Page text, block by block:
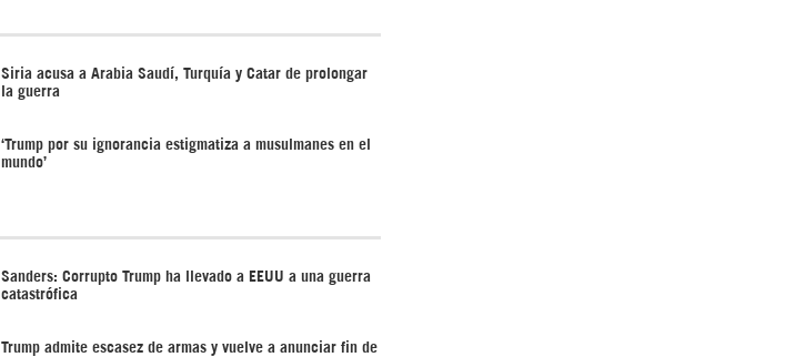
Siria acusa a Arabia Saudí, Turquía y Catar de prolongar
la guerra
‘Trump por su ignorancia estigmatiza a musulmanes en el
mundo’
Sanders: Corrupto Trump ha llevado a EEUU a una guerra
catastrófica
Trump admite escasez de armas y vuelve a anunciar fin de